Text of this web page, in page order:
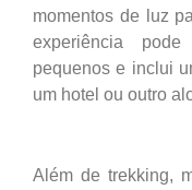
momentos de luz
experiência
pequenos e inclui
um hotel ou outro
Além de trekking,